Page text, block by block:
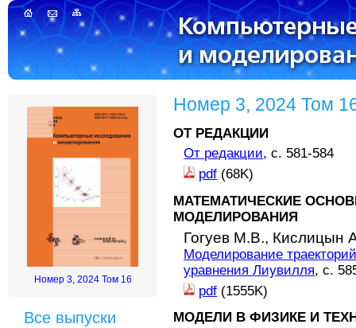
Номер 3, 2024 Том 16
Все выпуски
Номер 3, 2024 Том
ОТ РЕДАКЦИИ
От редакции, с. 581-584
pdf (68K)
МАТЕМАТИЧЕСКИЕ
МОДЕЛИРОВАНИЯ
Гогуев М.В., Кислицын
Моделирование
уравнения Лиувилля, с.
pdf (1555K)
МОДЕЛИ В ФИЗИКЕ И